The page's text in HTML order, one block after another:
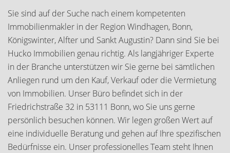
Sie sind auf der Suche nach einem kompetenten
Immobilienmakler in der Region Windhagen, Bonn,
Königswinter, Alfter und Sankt Augustin? Dann sind Sie bei
Hucko Immobilien genau richtig. Als langjähriger Experte
in der Branche unterstützen wir Sie gerne bei sämtlichen
Anliegen rund um den Kauf, Verkauf oder die Vermietung
von Immobilien. Unser Büro befindet sich in der
Friedrichstraße 32 in 53111 Bonn, wo Sie uns gerne
persönlich besuchen können. Wir legen großen Wert auf
eine individuelle Beratung und gehen auf Ihre spezifischen
Bedürfnisse ein. Unser professionelles Team steht Ihnen